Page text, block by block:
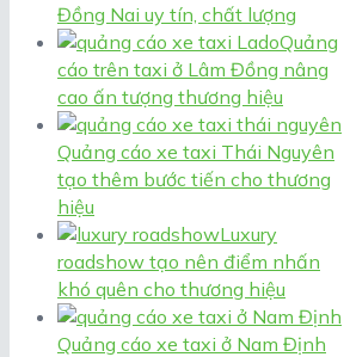
Đồng Nai uy tín, chất lượng
Quảng
cáo trên taxi ở Lâm Đồng nâng
cao ấn tượng thương hiệu
Quảng cáo xe taxi Thái Nguyên
tạo thêm bước tiến cho thương
hiệu
Luxury
roadshow tạo nên điểm nhấn
khó quên cho thương hiệu
Quảng cáo xe taxi ở Nam Định